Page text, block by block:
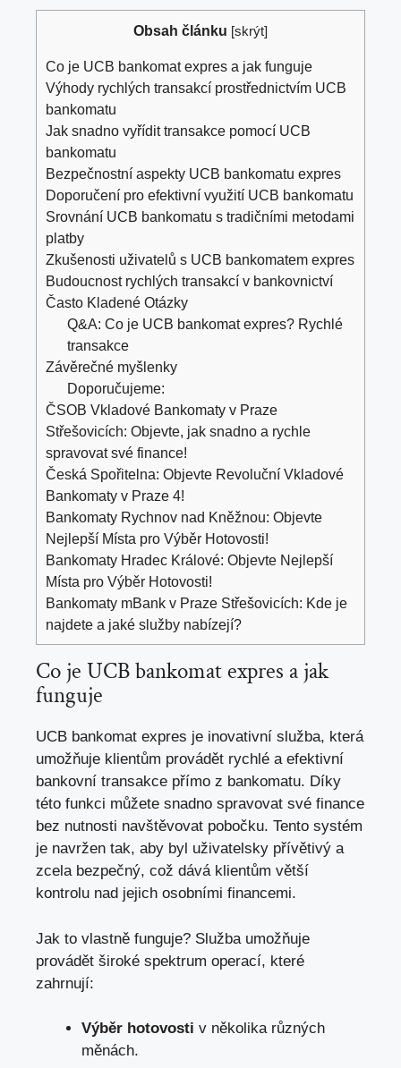
Obsah článku [skrýt]
Co je UCB bankomat expres a jak funguje
Výhody rychlých transakcí prostřednictvím UCB
bankomatu
Jak snadno vyřídit transakce pomocí UCB
bankomatu
Bezpečnostní aspekty UCB bankomatu expres
Doporučení pro efektivní využití UCB bankomatu
Srovnání UCB bankomatu s tradičními metodami
platby
Zkušenosti uživatelů s UCB bankomatem expres
Budoucnost rychlých transakcí v bankovnictví
Často Kladené Otázky
Q&A: Co je UCB bankomat expres? Rychlé
transakce
Závěrečné myšlenky
Doporučujeme:
ČSOB Vkladové Bankomaty v Praze
Střešovicích: Objevte, jak snadno a rychle
spravovat své finance!
Česká Spořitelna: Objevte Revoluční Vkladové
Bankomaty v Praze 4!
Bankomaty Rychnov nad Kněžnou: Objevte
Nejlepší Místa pro Výběr Hotovosti!
Bankomaty Hradec Králové: Objevte Nejlepší
Místa pro Výběr Hotovosti!
Bankomaty mBank v Praze Střešovicích: Kde je
najdete a jaké služby nabízejí?
Co je UCB bankomat expres a jak
funguje
UCB bankomat expres je inovativní služba, která
umožňuje klientům provádět rychlé a efektivní
bankovní transakce přímo z bankomatu. Díky
této funkci můžete snadno spravovat své finance
bez nutnosti navštěvovat pobočku. Tento systém
je navržen tak, aby byl uživatelsky přívětivý a
zcela bezpečný, což dává klientům větší
kontrolu nad jejich osobními financemi.
Jak to vlastně funguje? Služba umožňuje
provádět široké spektrum operací, které
zahrnují:
Výběr hotovosti v několika různých
měnách.